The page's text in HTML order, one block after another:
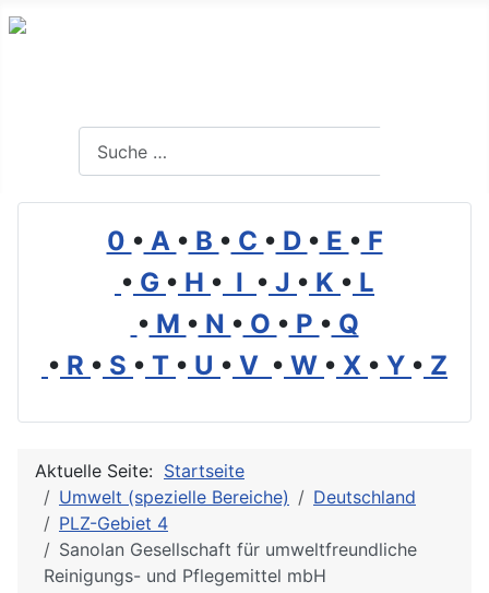
0 • A • B • C • D • E • F
• G • H • I • J • K • L
• M • N • O • P • Q
• R • S • T • U • V • W • X • Y • Z
Aktuelle Seite: Startseite
Umwelt (spezielle Bereiche)
Deutschland
PLZ-Gebiet 4
Sanolan Gesellschaft für umweltfreundliche
Reinigungs- und Pflegemittel mbH